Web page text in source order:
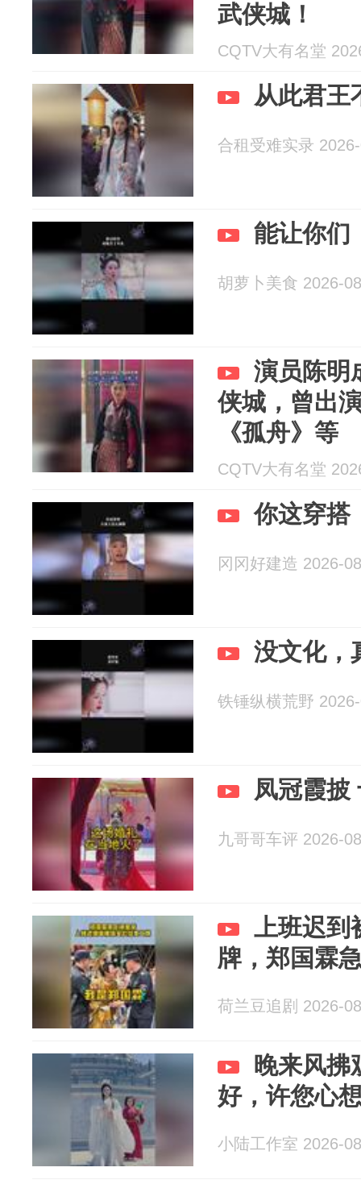
武侠城！
CQTV大有名堂
从此君王
合租受难实录
能让你们
胡萝卜美食 2026-
演员陈明
侠城，曾出
《孤舟》等
CQTV大有名堂
你这穿搭
冈冈好建造 2026-
没文化，
铁锤纵横荒野
凤冠霞披
九哥哥车评 2026-
上班迟到
牌，郑国霖
荷兰豆追剧 2026-
晚来风拂
好，许您心
小陆工作室 2026-